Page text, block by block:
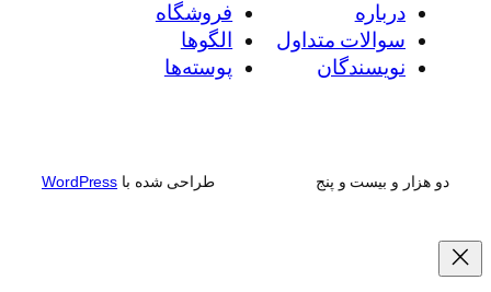
درباره
سوالات متداول
نویسندگان
فروشگاه
الگوها
پوسته‌ها
دو هزار و بیست و پنج طراحی شده با WordPress